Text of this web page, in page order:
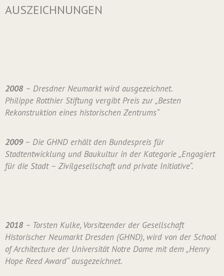
AUSZEICHNUNGEN
2008– Dresdner Neumarkt wird ausgezeichnet.
Philippe Rotthier Stiftung vergibt Preis zur „Besten
Rekonstruktion eines historischen Zentrums“
2009 – Die GHND erhält den Bundespreis für
Stadtentwicklung und Baukultur in der Kategorie „Engagiert
für die Stadt – Zivilgesellschaft und private Initiative“.
2018– Torsten Kulke, Vorsitzender der Gesellschaft
Historischer Neumarkt Dresden (GHND), wird von der School
of Architecture der Universität Notre Dame mit dem „Henry
Hope Reed Award“ ausgezeichnet.